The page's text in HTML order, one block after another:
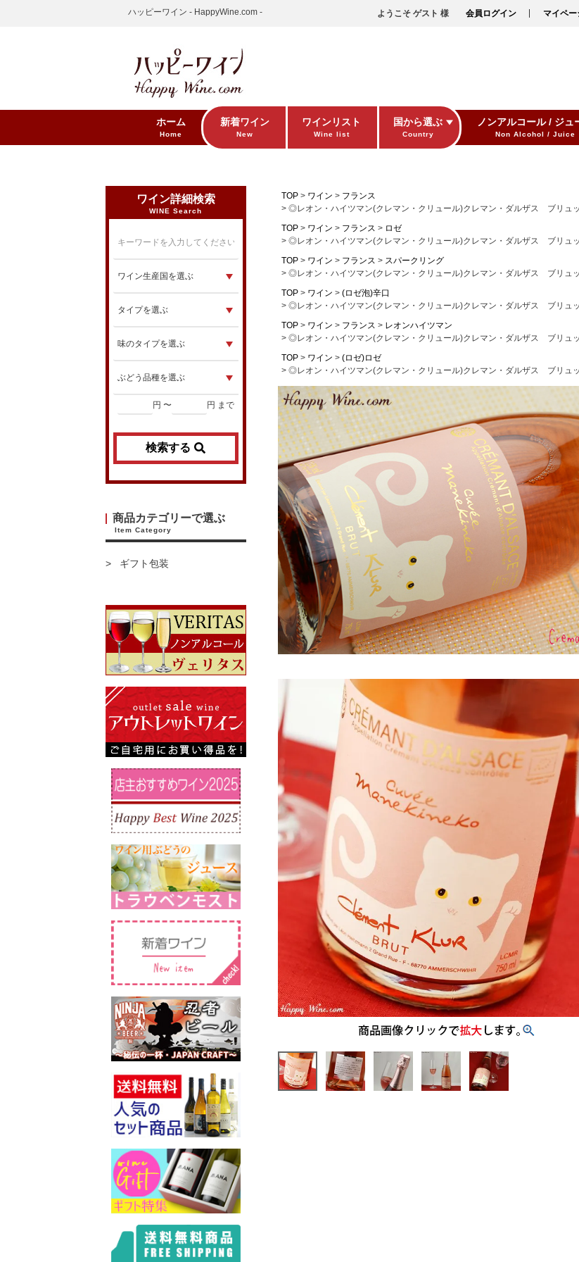
ハッピーワイン - HappyWine.com - ようこそ ゲスト 様 会員ログイン マイペー
ホーム
Home
新着ワイン
New
ワインリスト
Wine list
国から選ぶ
Country
ノンアルコール / ジュ
Non Alcohol / Juice
ワイン詳細検索
WINE Search
円 〜 円 まで
検索する
商品カテゴリーで選ぶ
Item Category
ギフト包装
TOP ワイン
フランス
◎レオン・ハイツマン(クレマン・クリュール)クレマン・ダルザス ブリ
TOP
ワイン フランス
ロゼ
◎レオン・ハイツマン(クレマン・クリュール)クレマン・ダルザス ブリ
TOP
ワイン フランス
スパークリング
◎レオン・ハイツマン(クレマン・クリュール)クレマン・ダルザス ブリ
TOP
ワイン
(ロゼ泡)辛口
◎レオン・ハイツマン(クレマン・クリュール)クレマン・ダルザス ブリ
TOP
ワイン フランス
レオンハイツマン
◎レオン・ハイツマン(クレマン・クリュール)クレマン・ダルザス ブリ
TOP
ワイン
(ロゼ)ロゼ
◎レオン・ハイツマン(クレマン・クリュール)クレマン・ダルザス ブリ